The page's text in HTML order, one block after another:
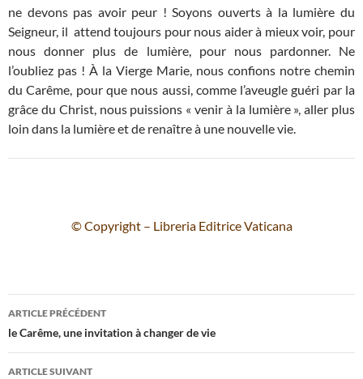
ne devons pas avoir peur ! Soyons ouverts à la lumière du
Seigneur, il attend toujours pour nous aider à mieux voir, pour
nous donner plus de lumière, pour nous pardonner. Ne
l’oubliez pas ! À la Vierge Marie, nous confions notre chemin
du Carême, pour que nous aussi, comme l’aveugle guéri par la
grâce du Christ, nous puissions « venir à la lumière », aller plus
loin dans la lumière et de renaître à une nouvelle vie.
© Copyright – Libreria Editrice Vaticana
Navigation
des
articles
ARTICLE PRÉCÉDENT
le Carême, une invitation à changer de vie
ARTICLE SUIVANT